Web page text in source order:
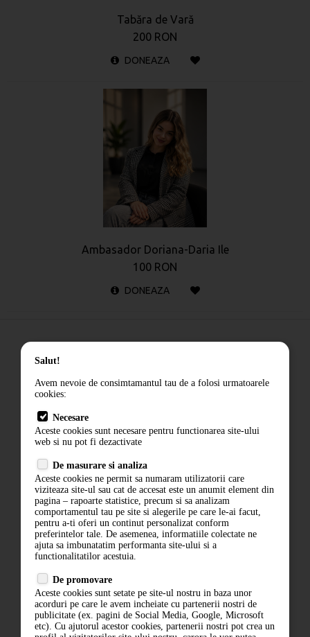
Tabăra de Vară
200 RON
DONEAZA
Ambasador Doriana-Daria Ile
100 RON
DONEAZA
Cum donez?
ANPC
Politica de confidentialitate
ANPC
ABONARE LA NEWSLETTER
ABONARE
Salut!
Avem nevoie de consimtamantul tau de a folosi urmatoarele
cookies:
Necesare
Aceste cookies sunt necesare pentru functionarea site-ului
web si nu pot fi dezactivate
De masurare si analiza
Aceste cookies ne permit sa numaram utilizatorii care
viziteaza site-ul sau cat de accesat este un anumit element din
pagina – rapoarte statistice, precum si sa analizam
comportamentul tau pe site si alegerile pe care le-ai facut,
pentru a-ti oferi un continut personalizat conform
preferintelor tale. De asemenea, informatiile colectate ne
ajuta sa imbunatatim performanta site-ului si a
functionalitatilor acestuia.
De promovare
Aceste cookies sunt setate pe site-ul nostru in baza unor
acorduri pe care le avem incheiate cu partenerii nostri de
publicitate (ex. pagini de Social Media, Google, Microsoft
etc). Cu ajutorul acestor cookies, partenerii nostri pot crea un